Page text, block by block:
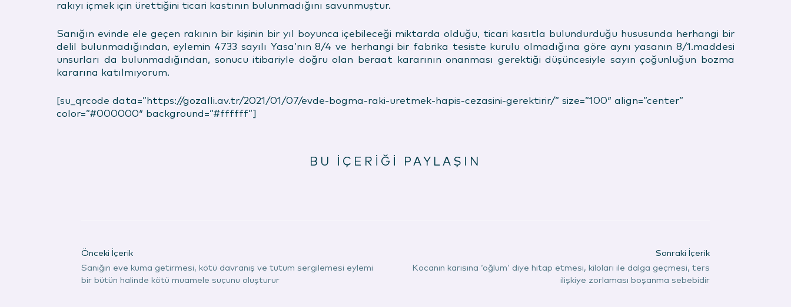
rakıyı içmek için ürettiğini ticari kastının bulunmadığını savunmuştur.
Sanığın evinde ele geçen rakının bir kişinin bir yıl boyunca içebileceği miktarda olduğu, ticari kasıtla bulundurduğu hususunda herhangi bir
delil bulunmadığından, eylemin 4733 sayılı Yasa’nın 8/4 ve herhangi bir fabrika tesiste kurulu olmadığına göre aynı yasanın 8/1.maddesi
unsurları da bulunmadığından, sonucu itibariyle doğru olan beraat kararının onanması gerektiği düşüncesiyle sayın çoğunluğun bozma
kararına katılmıyorum.
[su_qrcode data=”https://gozalli.av.tr/2021/01/07/evde-bogma-raki-uretmek-hapis-cezasini-gerektirir/” size=”100″ align=”center”
color=”#000000″ background=”#ffffff”]
BU İÇERİĞİ PAYLAŞIN
Önceki İçerik
Sanığın eve kuma getirmesi, kötü davranış ve tutum sergilemesi eylemi
bir bütün halinde kötü muamele suçunu oluşturur
Sonraki İçerik
Kocanın karısına ‘oğlum’ diye hitap etmesi, kiloları ile dalga geçmesi, ters
ilişkiye zorlaması boşanma sebebidir